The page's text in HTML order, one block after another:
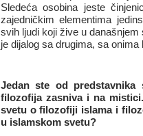
Sledeća osobina jeste
zajedničkim elementima
svih ljudi koji žive u
je dijalog sa drugima, sa
Jedan ste od
filozofija zasniva i na
svetu o filozofiji islama i
u islamskom svetu?